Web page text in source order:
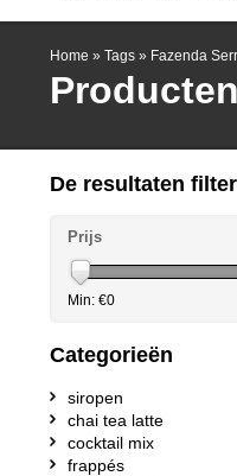
Home » Tags » Fazenda
De resultaten
Prijs
Min: €0
Categorieën
siropen
chai tea latte
cocktail mix
frappés